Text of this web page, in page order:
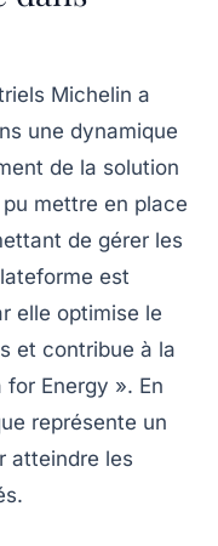
Michelin a
une dynamique
de la solution
pu mettre en place
de gérer les
est
elle optimise le
et contribue à la
Energy ». En
représente un
atteindre les